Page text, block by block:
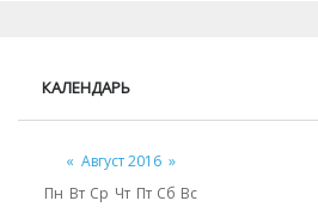
КАЛЕНДАРЬ
« Август 2016 »
Пн Вт Ср Чт Пт Сб Вс